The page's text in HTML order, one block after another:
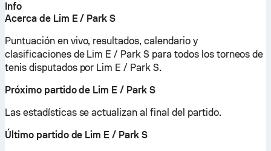
Info
Acerca de Lim E / Park S
Puntuación en vivo, resultados, calendario y
clasificaciones de Lim E / Park S para todos los torneos de
tenis disputados por Lim E / Park S.
Próximo partido de Lim E / Park S
Las estadísticas se actualizan al final del partido.
Último partido de Lim E / Park S